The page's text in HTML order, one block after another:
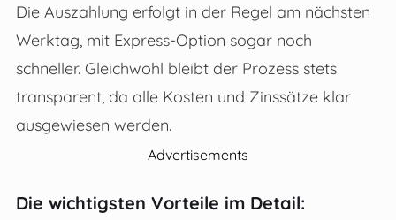
Die Auszahlung erfolgt in der Regel am nächsten
Werktag, mit Express-Option sogar noch
schneller. Gleichwohl bleibt der Prozess stets
transparent, da alle Kosten und Zinssätze klar
ausgewiesen werden.
Advertisements
Die wichtigsten Vorteile im Detail: